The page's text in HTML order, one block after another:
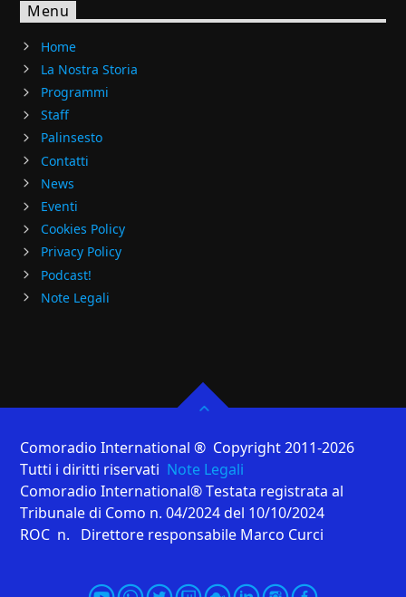
Menu
Home
La Nostra Storia
Programmi
Staff
Palinsesto
Contatti
News
Eventi
Cookies Policy
Privacy Policy
Podcast!
Note Legali
Comoradio International ® Copyright 2011-2026
Tutti i diritti riservati Note Legali
Comoradio International® Testata registrata al
Tribunale di Como n. 04/2024 del 10/10/2024
ROC n. Direttore responsabile Marco Curci